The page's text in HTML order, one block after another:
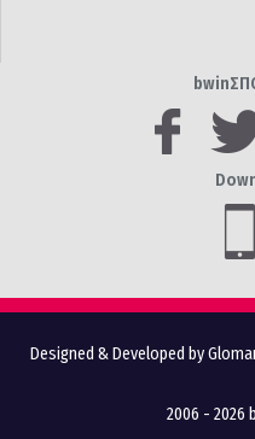
Designed & Developed by
2006 - 2026